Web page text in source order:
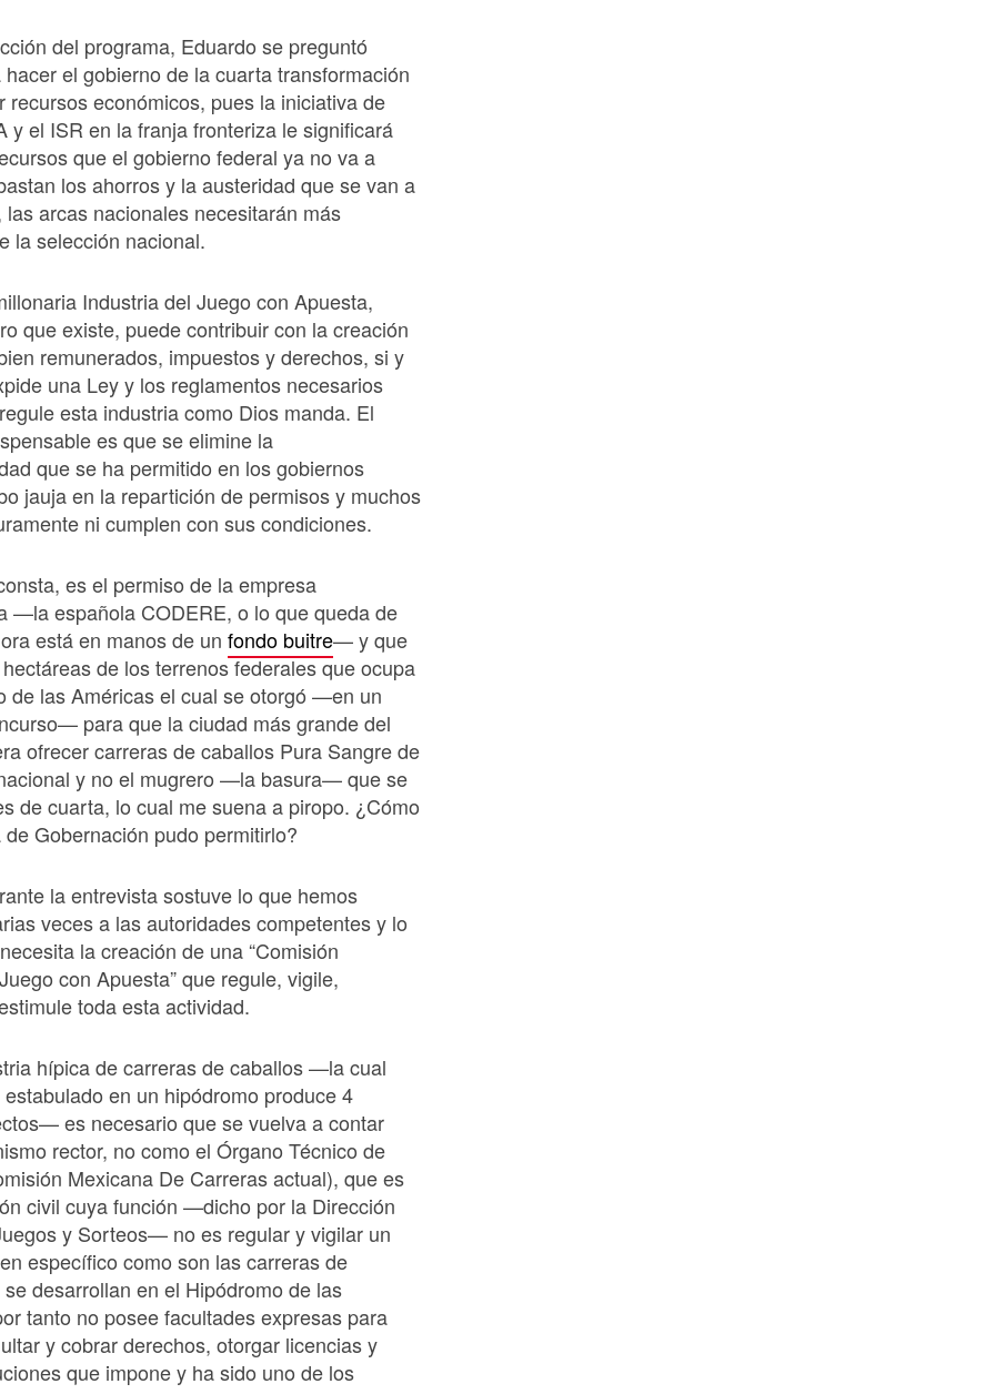
del programa, Eduardo se preguntó
el gobierno de la cuarta transformación
recursos económicos, pues la iniciativa de
y el ISR en la franja fronteriza le significará
que el gobierno federal ya no va a
los ahorros y la austeridad que se van a
las arcas nacionales necesitarán más
la selección nacional.
Industria del Juego con Apuesta,
que existe, puede contribuir con la creación
remunerados, impuestos y derechos, si y
una Ley y los reglamentos necesarios
esta industria como Dios manda. El
es que se elimine la
que se ha permitido en los gobiernos
jauja en la repartición de permisos y muchos
ni cumplen con sus condiciones.
es el permiso de la empresa
—la española CODERE, o lo que queda de
está en manos de un fondo buitre— y que
de los terrenos federales que ocupa
de las Américas el cual se otorgó —en un
para que la ciudad más grande del
ofrecer carreras de caballos Pura Sangre de
y no el mugrero —la basura— que se
de cuarta, lo cual me suena a piropo. ¿Cómo
Gobernación pudo permitirlo?
la entrevista sostuve lo que hemos
veces a las autoridades competentes y lo
la creación de una “Comisión
con Apuesta” que regule, vigile,
toda esta actividad.
hípica de carreras de caballos —la cual
en un hipódromo produce 4
es necesario que se vuelva a contar
rector, no como el Órgano Técnico de
Mexicana De Carreras actual), que es
civil cuya función —dicho por la Dirección
y Sorteos— no es regular y vigilar un
específico como son las carreras de
desarrollan en el Hipódromo de las
tanto no posee facultades expresas para
y cobrar derechos, otorgar licencias y
que impone y ha sido uno de los